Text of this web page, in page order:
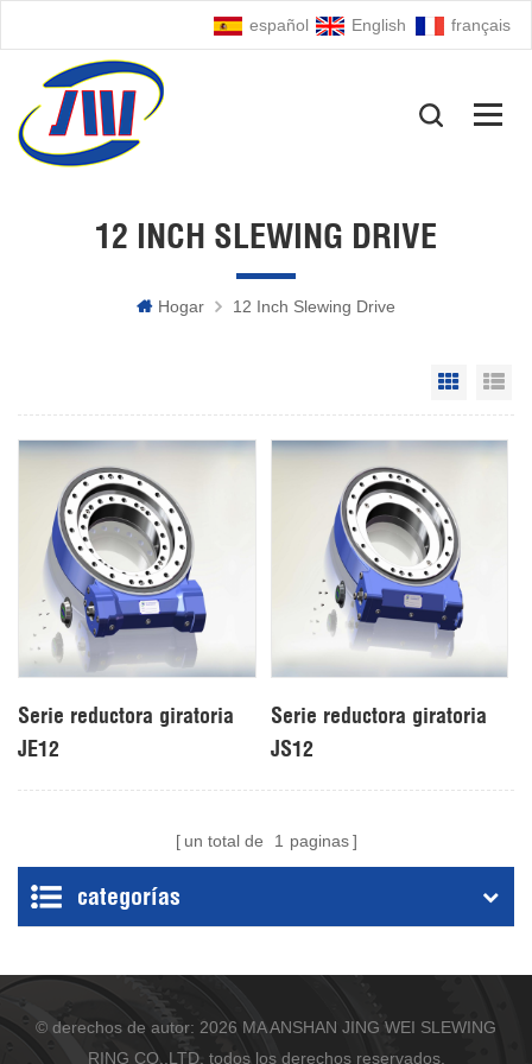
español English français
12 INCH SLEWING DRIVE
Hogar 12 Inch Slewing Drive
Grid
Serie reductora giratoria
JE12
Serie reductora giratoria
JS12
un total de 1 paginas
categorías
© derechos de autor: 2026 MA ANSHAN JING WEI SLEWING
RING CO.,LTD. todos los derechos reservados.